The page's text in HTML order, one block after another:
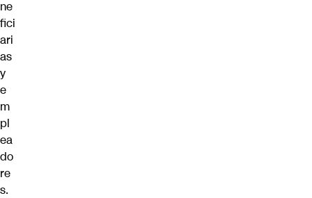
ne
fici
ari
as
y
e
m
pl
ea
do
re
s.